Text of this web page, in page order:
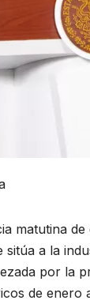
matutina
sitúa a la
por la
de enero